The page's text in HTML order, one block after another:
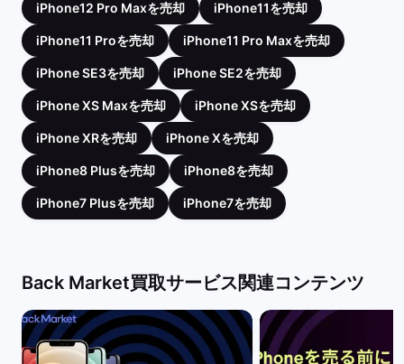
iPhone12 Pro Maxを売却 iPhone11を売却
iPhone11 Proを売却 iPhone11 Pro Maxを売却
iPhone SE3を売却 iPhone SE2を売却
iPhone XS Maxを売却 iPhone XSを売却
iPhone XRを売却 iPhone Xを売却
iPhone8 Plusを売却 iPhone8を売却
iPhone7 Plusを売却 iPhone7を売却
Back Market買取サービス関連コンテンツ